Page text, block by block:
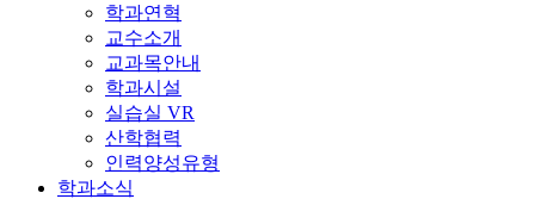
학과연혁
교수소개
교과목안내
학과시설
실습실 VR
산학협력
인력양성유형
학과소식